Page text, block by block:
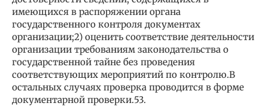
имеющихся в распоряжении органа
государственного контроля документах
организации;2) оценить соответствие деятельности
организации требованиям законодательства о
государственной тайне без проведения
соответствующих мероприятий по контролю.В
остальных случаях проверка проводится в форме
документарной проверки.53.